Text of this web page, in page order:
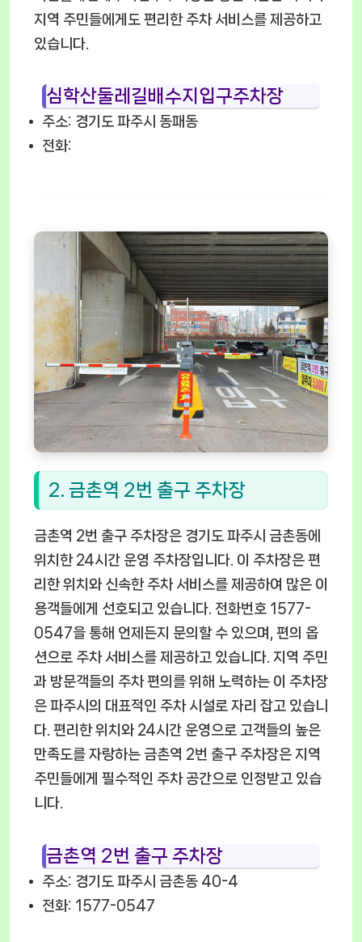
지역 주민들에게도 편리한 주차 서비스를 제공하고
있습니다.
심학산둘레길배수지입구주차장
주소: 경기도 파주시 동패동
전화:
2. 금촌역 2번 출구 주차장
금촌역 2번 출구 주차장은 경기도 파주시 금촌동에
위치한 24시간 운영 주차장입니다. 이 주차장은 편
리한 위치와 신속한 주차 서비스를 제공하여 많은 이
용객들에게 선호되고 있습니다. 전화번호 1577-
0547을 통해 언제든지 문의할 수 있으며, 편의 옵
션으로 주차 서비스를 제공하고 있습니다. 지역 주민
과 방문객들의 주차 편의를 위해 노력하는 이 주차장
은 파주시의 대표적인 주차 시설로 자리 잡고 있습니
다. 편리한 위치와 24시간 운영으로 고객들의 높은
만족도를 자랑하는 금촌역 2번 출구 주차장은 지역
주민들에게 필수적인 주차 공간으로 인정받고 있습
니다.
금촌역 2번 출구 주차장
주소: 경기도 파주시 금촌동 40-4
전화: 1577-0547